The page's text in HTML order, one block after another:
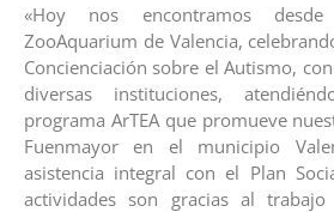
«Hoy nos encontramos
ZooAquarium de Valencia,
Concienciación sobre el Autismo,
diversas instituciones,
programa ArTEA que promueve
Fuenmayor en el municipio
asistencia integral con el Plan
actividades son gracias al